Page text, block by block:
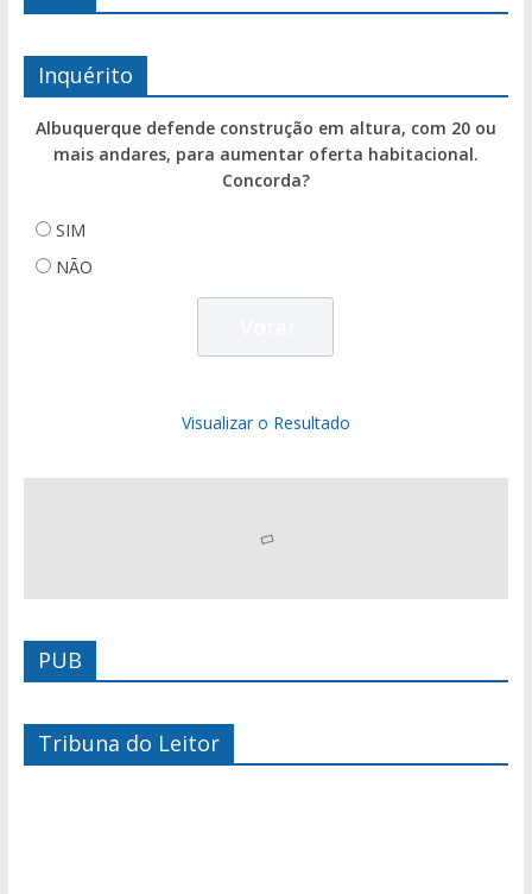
Inquérito
Albuquerque defende construção em altura, com 20 ou
mais andares, para aumentar oferta habitacional.
Concorda?
SIM
NÃO
Visualizar o Resultado
PUB
Tribuna do Leitor